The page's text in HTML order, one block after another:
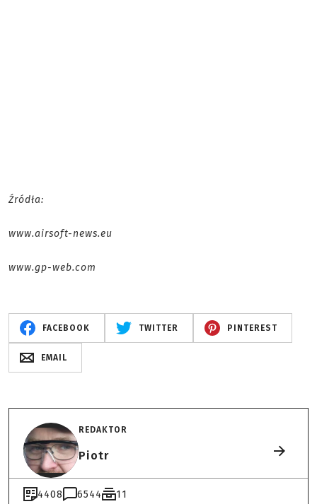
Źródła:
www.airsoft-news.eu
www.gp-web.com
FACEBOOK TWITTER PINTEREST
EMAIL
REDAKTOR
Piotr
4408 6544 11